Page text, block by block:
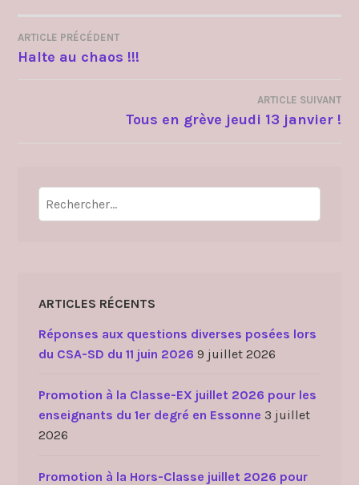
NAVIGATION
L’ARTICLE
ARTICLE PRÉCÉDENT
Halte au chaos !!!
ARTICLE SUIVANT
Tous en grève jeudi 13 janvier !
Rechercher :
ARTICLES RÉCENTS
Réponses aux questions diverses posées lors
du CSA-SD du 11 juin 2026 9 juillet 2026
Promotion à la Classe-EX juillet 2026 pour les
enseignants du 1er degré en Essonne 3 juillet
2026
Promotion à la Hors-Classe juillet 2026 pour